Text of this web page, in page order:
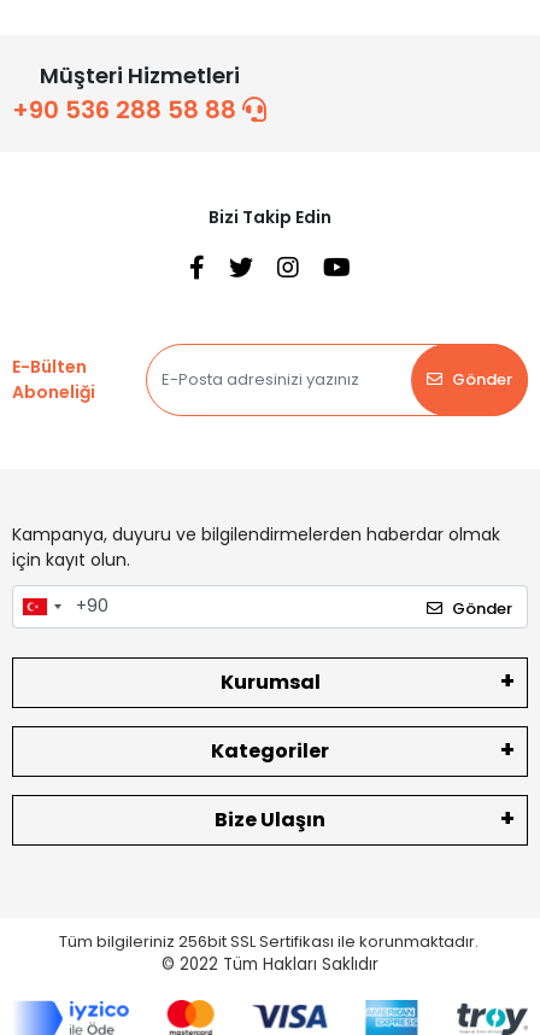
Müşteri Hizmetleri
+90 536 288 58 88
Bizi Takip Edin
E-Bülten
Aboneliği
Gönder
Kampanya, duyuru ve bilgilendirmelerden haberdar olmak
için kayıt olun.
Gönder
Kurumsal
Kategoriler
Bize Ulaşın
Tüm bilgileriniz 256bit SSL Sertifikası ile korunmaktadır.
© 2022 Tüm Hakları Saklıdır